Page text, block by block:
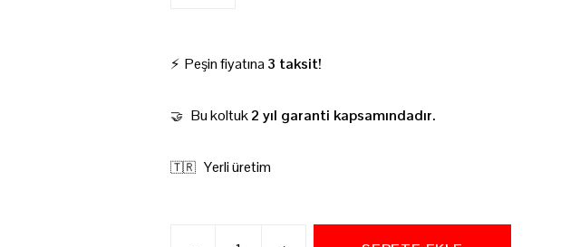
⚡ Peşin fiyatına 3 taksit!
🤝 Bu koltuk2 yıl garanti kapsamındadır.
🇹🇷 Yerli üretim